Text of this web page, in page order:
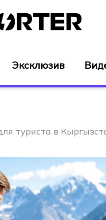
Эксклюзив
туриста в